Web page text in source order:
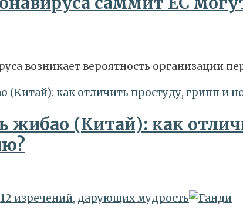
возникает вероятность организации
(Китай): как отличить простуду, грипп и
(Китай): как
изречений, дарующих мудрость